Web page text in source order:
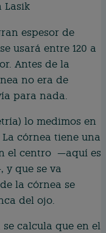
Lasik
espesor de
se usará entre 120 a
Antes de la
no era de
para nada.
lo medimos en
córnea tiene una
el centro —aquí es
y que se va
la córnea se
del ojo.
calcula que en el